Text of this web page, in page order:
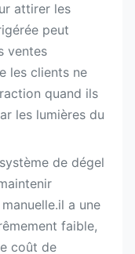
attirer les
peut
ventes
les clients ne
quand ils
les lumières du
de dégel
a une
faible,
coût de